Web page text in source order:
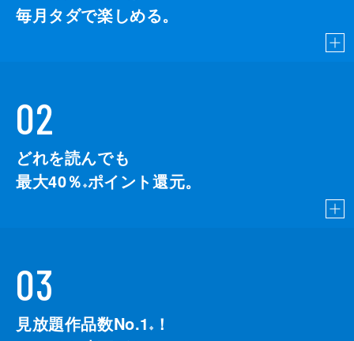
毎月タダで楽しめる。
02
どれを読んでも
最大40％ ※ポイント還元。
03
見放題作品数No.1 ※
！